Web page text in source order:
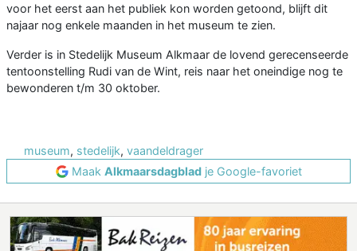
voor het eerst aan het publiek kon worden getoond, blijft dit
najaar nog enkele maanden in het museum te zien.
Verder is in Stedelijk Museum Alkmaar de lovend gerecenseerde
tentoonstelling Rudi van de Wint, reis naar het oneindige nog te
bewonderen t/m 30 oktober.
museum, stedelijk, vaandeldrager
Maak Alkmaarsdagbladje Google-favoriet